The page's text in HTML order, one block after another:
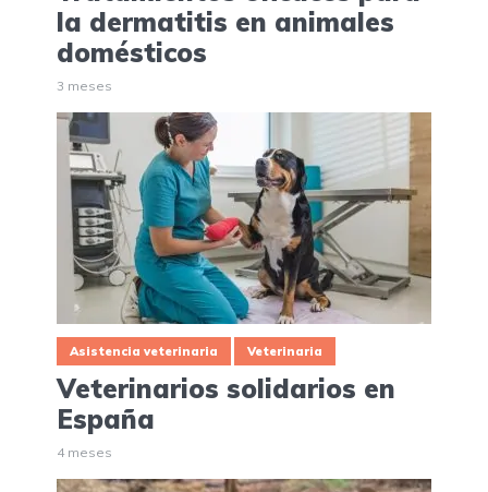
la dermatitis en animales
domésticos
3 meses
Asistencia veterinaria Veterinaria
Veterinarios solidarios en
España
4 meses